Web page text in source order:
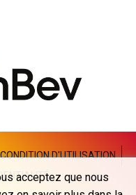
acceptez que nous
CONDITION D'UTILISATION